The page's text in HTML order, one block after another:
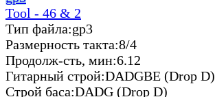
Tool - 46 & 2
Тип файла:gp3
Размерность такта:8/4
Продолж-сть, мин:6.12
Гитарный строй:DADGBE (Drop D)
Строй баса:DADG (Drop D)